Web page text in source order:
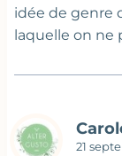
idée de genre
laquelle on ne
21